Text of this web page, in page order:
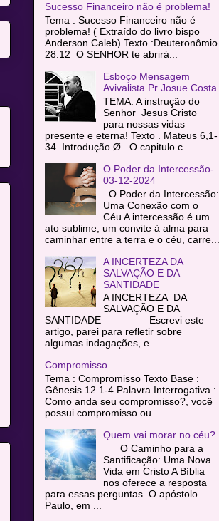
Sucesso Financeiro não é problema!
Tema : Sucesso Financeiro não é
problema! ( Extraído do livro bispo
Anderson Caleb) Texto :Deuteronômio
28:12 O SENHOR te abrirá...
Esboço Mensagem
Avivalista Pr Josue Costa
TEMA: A instrução do
Senhor Jesus Cristo
para nossas vidas
presente e eterna! Texto . Mateus 6,1-
34. Introdução Ø O capitulo c...
O Poder da Intercessão-
03-12-2024
O Poder da Intercessão:
Uma Conexão com o
Céu A intercessão é um
ato sublime, um convite à alma para
caminhar entre a terra e o céu, carre...
A INCERTEZA DA
SALVAÇÃO E DA
SANTIDADE
A INCERTEZA DA
SALVAÇÃO E DA
SANTIDADE Escrevi este
artigo, parei para refletir sobre
algumas indagações, e ...
Compromisso
Tema : Compromisso Texto Base :
Gênesis 12.1-4 Palavra Interrogativa :
Como anda seu compromisso?, você
possui compromisso ou...
Quem vai morar no céu?
O Caminho para a
Santificação: Uma Nova
Vida em Cristo A Bíblia
nos oferece a resposta
para essas perguntas. O apóstolo
Paulo, em ...